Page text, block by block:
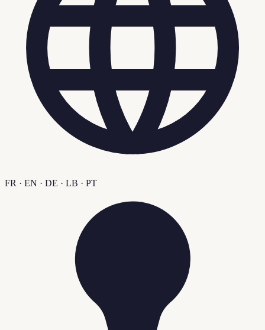
FR · EN · DE · LB · PT